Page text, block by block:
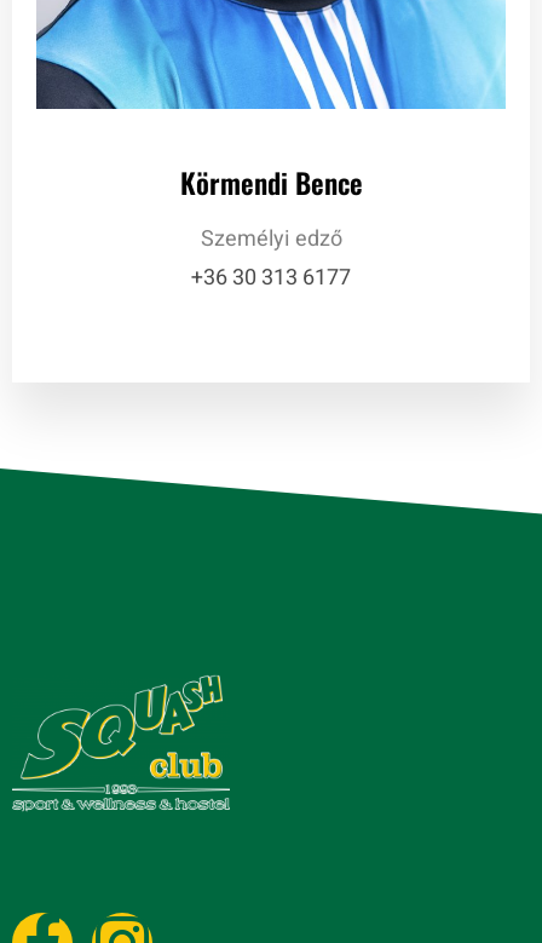
Körmendi Bence
Személyi edző
+36 30 313 6177